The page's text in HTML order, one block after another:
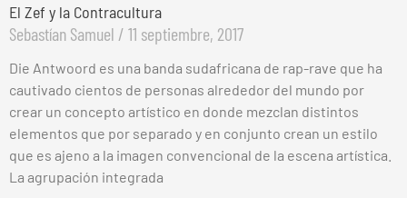
El Zef y la Contracultura
Sebastían Samuel 11 septiembre, 2017
Die Antwoord es una banda sudafricana de rap-rave que ha
cautivado cientos de personas alrededor del mundo por
crear un concepto artístico en donde mezclan distintos
elementos que por separado y en conjunto crean un estilo
que es ajeno a la imagen convencional de la escena artística.
La agrupación integrada